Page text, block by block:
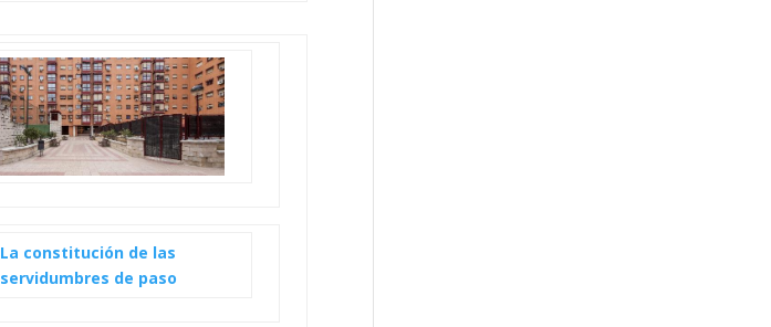
La constitución de las
servidumbres de paso